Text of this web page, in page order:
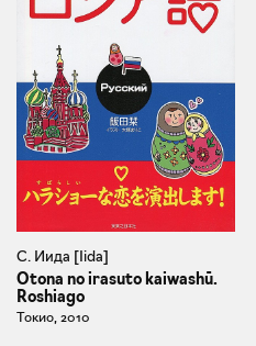
С. Иида [Iida]
Otona no irasuto kaiwashū.
Roshiago
Токио, 2010